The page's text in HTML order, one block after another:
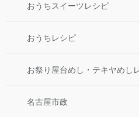
おうちスイーツレシピ
おうちレシピ
お祭り屋台めし・テキヤめし
名古屋市政